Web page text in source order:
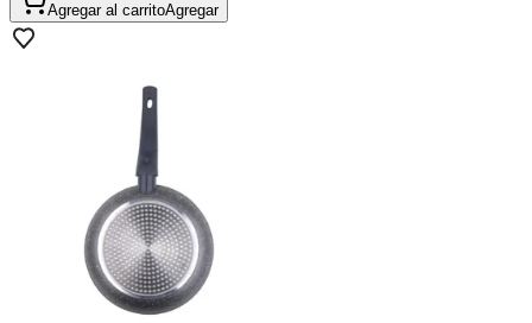
Agregar al carritoAgregar